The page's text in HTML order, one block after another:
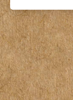
とします。
（３）会員は、
機能に支障が生
があることを承
○第５条（会員
会員は以下の行
（１）他の会員
知的所有権を侵
（２）他の会員
イバシー、その